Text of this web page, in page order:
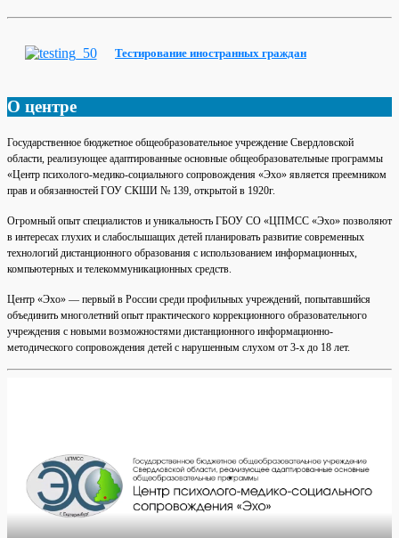
Тестирование иностранных граждан
О центре
Государственное бюджетное общеобразовательное учреждение Свердловской
области, реализующее адаптированные основные общеобразовательные программы
«Центр психолого-медико-социального сопровождения «Эхо» является преемником
прав и обязанностей ГОУ СКШИ № 139, открытой в 1920г.
Огромный опыт специалистов и уникальность ГБОУ СО «ЦПМСС «Эхо» позволяют
в интересах глухих и слабослышащих детей планировать развитие современных
технологий дистанционного образования с использованием информационных,
компьютерных и телекоммуникационных средств.
Центр «Эхо» — первый в России среди профильных учреждений, попытавшийся
объединить многолетний опыт практического коррекционного образовательного
учреждения с новыми возможностями дистанционного информационно-
методического сопровождения детей с нарушенным слухом от 3-х до 18 лет.